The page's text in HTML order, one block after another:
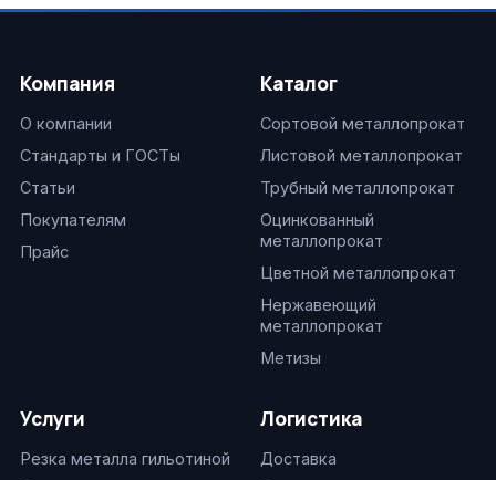
Компания
О компании
Стандарты и ГОСТы
Статьи
Покупателям
Прайс
Каталог
Сортовой металлопрокат
Листовой металлопрокат
Трубный металлопрокат
Оцинкованный
металлопрокат
Цветной металлопрокат
Нержавеющий
металлопрокат
Метизы
Услуги
Резка металла гильотиной
Логистика
Доставка